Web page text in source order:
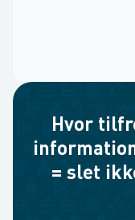
Hvor
= slet